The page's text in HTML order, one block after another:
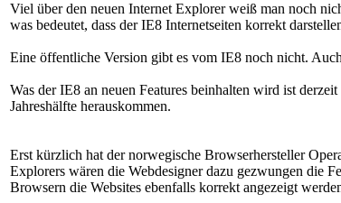
Viel über den neuen Internet Explorer weiß man noch
was bedeutet, dass der IE8 Internetseiten korrekt
Eine öffentliche Version gibt es vom IE8 noch nicht.
Was der IE8 an neuen Features beinhalten wird ist
Jahreshälfte herauskommen.
Erst kürzlich hat der norwegische Browserhersteller
Explorers wären die Webdesigner dazu gezwungen die
Browsern die Websites ebenfalls korrekt angezeigt